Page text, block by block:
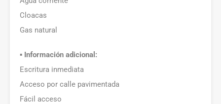
Cloacas
Gas natural
▪️ Información adicional:
Escritura inmediata
Acceso por calle pavimentada
Fácil acceso